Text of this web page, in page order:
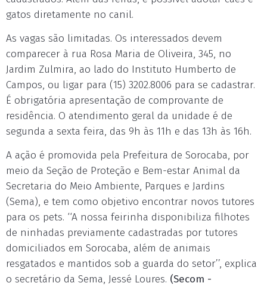
gatos diretamente no canil.
As vagas são limitadas. Os interessados devem
comparecer à rua Rosa Maria de Oliveira, 345, no
Jardim Zulmira, ao lado do Instituto Humberto de
Campos, ou ligar para (15) 3202.8006 para se cadastrar.
É obrigatória apresentação de comprovante de
residência. O atendimento geral da unidade é de
segunda a sexta feira, das 9h às 11h e das 13h às 16h.
A ação é promovida pela Prefeitura de Sorocaba, por
meio da Seção de Proteção e Bem-estar Animal da
Secretaria do Meio Ambiente, Parques e Jardins
(Sema), e tem como objetivo encontrar novos tutores
para os pets. ‘‘A nossa feirinha disponibiliza filhotes
de ninhadas previamente cadastradas por tutores
domiciliados em Sorocaba, além de animais
resgatados e mantidos sob a guarda do setor’’, explica
o secretário da Sema, Jessé Loures. (Secom -